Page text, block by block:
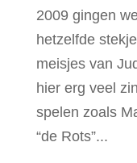
2009 gingen
hetzelfde
meisjes van
hier erg veel
spelen zoals
“de Rots”...